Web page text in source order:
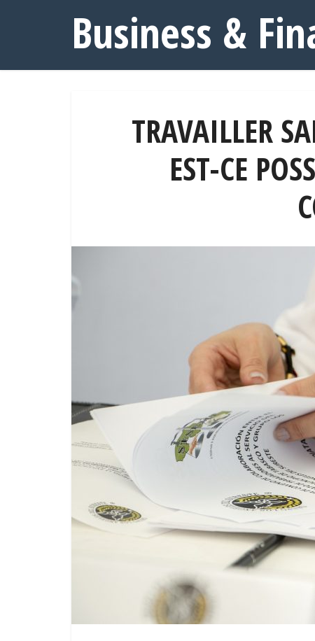
Business &
TRAVAILLER
EST-CE